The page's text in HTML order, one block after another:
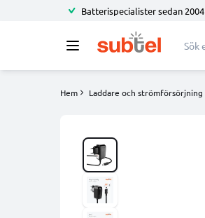
Batterispecialister sedan 2004
Hem Laddare och strömförsörjning